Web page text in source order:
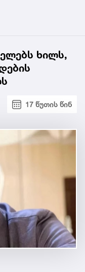
ხილს,
17 წუთის წინ